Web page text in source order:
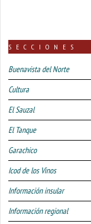
SECCIONES
Buenavista del Norte
Cultura
El Sauzal
El Tanque
Garachico
Icod de los Vinos
Información insular
Información regional